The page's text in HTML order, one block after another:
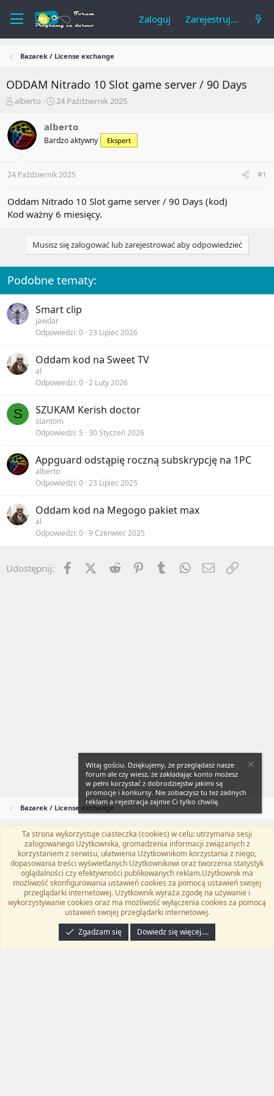
Zaloguj Zarejestruj się
Bazarek / License exchange
ODDAM Nitrado 10 Slot game server / 90 Days
A
t
o
r
e
m
t
u
alberto
R
p
o
z
ę
y
24 Październik 2025
alberto
Bardzo aktywny Ekspert
24 Październik 2025 #1
Oddam Nitrado 10 Slot game server / 90 Days (kod)
Kod ważny 6 miesięcy.
Musisz się zalogować lub zarejestrować aby odpowiedzieć
Podobne tematy:
Smart clip
jawdar
Odpowiedzi 0 23 Lipiec 2026
Oddam kod na Sweet TV
al
Odpowiedzi 0 2 Luty 2026
S SZUKAM Kerish doctor
stantom
Odpowiedzi 5 30 Styczeń 2026
Appguard odstąpię roczną subskrypcję na 1PC
alberto
Odpowiedzi 0 23 Lipiec 2025
Oddam kod na Megogo pakiet max
al
Odpowiedzi 0 9 Czerwiec 2025
Udostępnij: FacebookX (Twitter)
Reddit PinterestTumblr WhatsApp
Email
Bazarek / License exchange
Flat Awesome + (Parent DO NOT EDIT)
Polski (PL)
Kontakt
Regulamin Polityka prywatności Pomoc
TwitterKontakt
RSS
Community platform by XenForo® © 2010-2024 XenForo Ltd.
programyzadarmo.net.pl . | Xenforo Add-ons
Email Check by MPM.PM
Witaj gościu. Dziękujemy, że przeglądasz nasze
forum ale czy wiesz, że zakładając konto możesz
w pełni korzystać z dobrodziejstw jakimi są
promocje i konkursy. Nie zobaczysz tu też żadnych
reklam a rejestracja zajmie Ci tylko chwilę.
Ta strona wykorzystuje ciasteczka (cookies) w celu: utrzymania sesji
zalogowanego Użytkownika, gromadzenia informacji związanych z
korzystaniem z serwisu, ułatwienia Użytkownikom korzystania z niego,
dopasowania treści wyświetlanych Użytkownikowi oraz tworzenia statystyk
oglądalności czy efektywności publikowanych reklam.Użytkownik ma
możliwość skonfigurowania ustawień cookies za pomocą ustawień swojej
przeglądarki internetowej. Użytkownik wyraża zgodę na używanie i
wykorzystywanie cookies oraz ma możliwość wyłączenia cookies za pomocą
ustawień swojej przeglądarki internetowej.
Zgadzam się
Dowiedz się więcej.…